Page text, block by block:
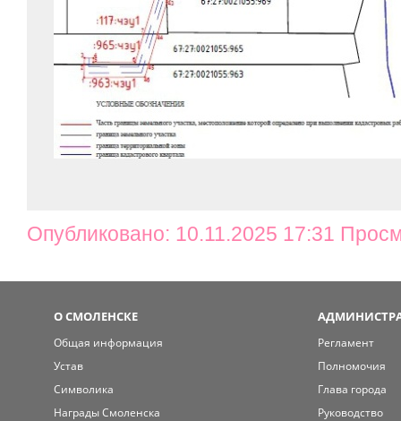
Опубликовано: 10.11.2025 17:31
О СМОЛЕНСКЕ
Общая информация
Устав
Символика
Награды Смоленска
Регламент
Полномочия
Глава города
Руководство